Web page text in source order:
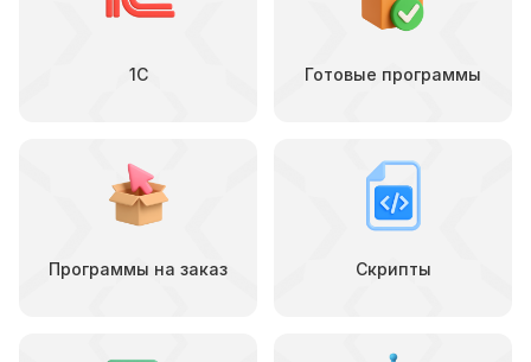
1С Готовые программы
Программы на заказ Скрипты